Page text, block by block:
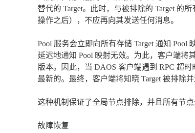
替代的 Target。此时，与被排除的 Target 的
操作之后），不应再向其发送任何消息。
Pool 服务会立即向所有存储 Target 通知
延迟地通知 Pool 映射无效。为此，客户端将
版本。因此，当 DAOS 客户端遇到 RPC 超
最新的。最终，客户端将知晓 Target 被排除并
这种机制保证了全局节点排除，并且所有节点
故障恢复